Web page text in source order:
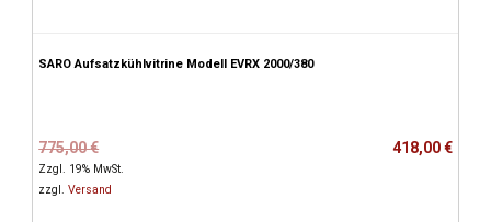
SARO Aufsatzkühlvitrine Modell EVRX 2000/380
775,00€Ursprünglicher
Preis
war:
418,00€
Aktueller
Preis
ist:
Zzgl. 19% MwSt.
zzgl.Versand